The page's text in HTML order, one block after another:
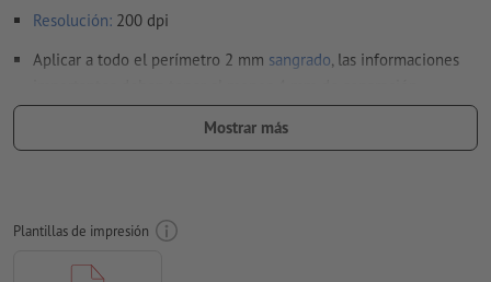
Resolución: 200 dpi
Aplicar a todo el perímetro 2 mm sangrado, las informaciones
respecto del borde del formato final
Las fuenteshan de estar completamente incrustadas o
CMYK, FOGRA51 (PSO Coated v3) para papeles
estucados, FOGRA52 (PSO Uncoated v3 FOGRA52) para papel
no cuché
Mostrar más
Plantillas de impresión